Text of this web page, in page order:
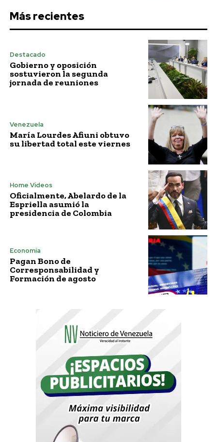
Más recientes
Destacado
Gobierno y oposición
sostuvieron la segunda
jornada de reuniones
Venezuela
María Lourdes Afiuni obtuvo
su libertad total este viernes
Home Vídeos
Oficialmente, Abelardo de la
Espriella asumió la
presidencia de Colombia
Economía
Pagan Bono de
Corresponsabilidad y
Formación de agosto